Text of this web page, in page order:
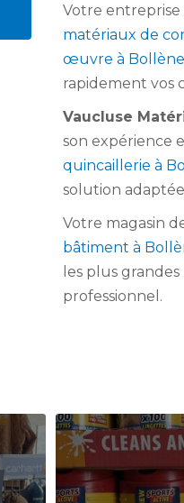
Votre entreprise
matériaux de
œuvre à Bollène
rapidement vos
Vaucluse
son expérience
quincaillerie à
solution adaptée
Votre magasin
bâtiment à
les plus
professionnel.